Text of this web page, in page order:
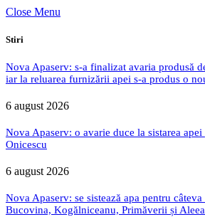
Close Menu
Stiri
Nova Apaserv: s-a finalizat avaria produsă
iar la reluarea furnizării apei s-a produs o
6 august 2026
Nova Apaserv: o avarie duce la sistarea
Onicescu
6 august 2026
Nova Apaserv: se sistează apa pentru
Bucovina, Kogălniceanu, Primăverii și